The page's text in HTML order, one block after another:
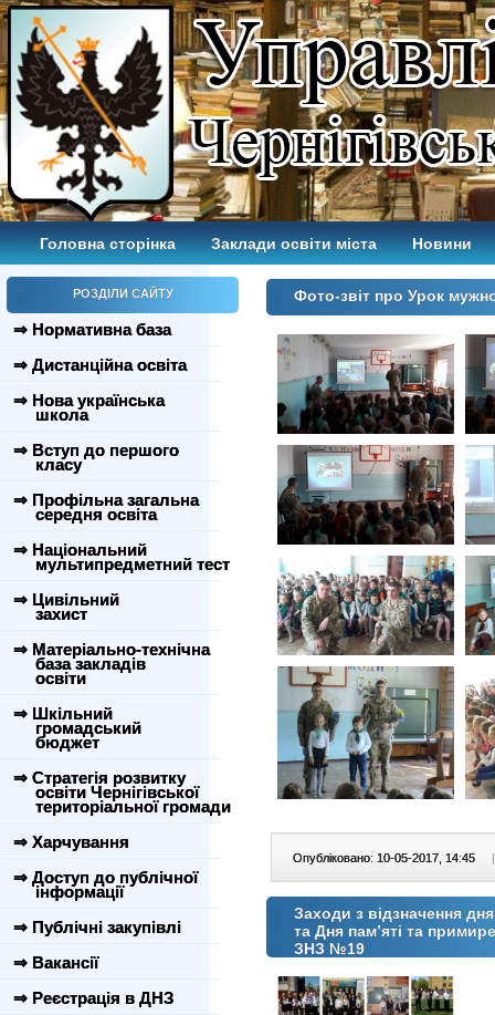
Головна сторінка Заклади освіти міста Новини
РОЗДІЛИ САЙТУ
⇒ Нормативна база
⇒ Дистанційна освіта
⇒ Нова українська
школа
⇒ Вступ до першого
класу
⇒ Профільна загальна
середня освіта
⇒ Національний
мультипредметний тест
⇒ Цивільний
захист
⇒ Матеріально-технічна
база закладів
освіти
⇒ Шкільний
громадський
бюджет
⇒ Стратегія розвитку
освіти Чернігівської
територіальної громади
⇒ Харчування
⇒ Доступ до публічної
інформації
⇒ Публічні закупівлі
⇒ Вакансії
⇒ Реєстрація в ДНЗ
Фото-звіт про Урок
Опубліковано: 10-05-2017, 14:45 |
Заходи з відзначення
та Дня пам’яті та
ЗНЗ №19